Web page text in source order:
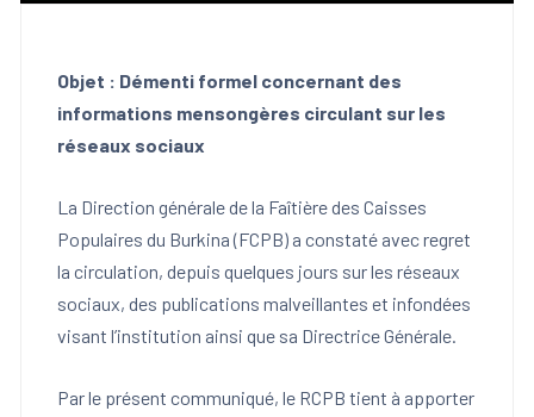
Objet : Démenti formel concernant des
informations mensongères circulant sur les
réseaux sociaux
La Direction générale de la Faîtière des Caisses
Populaires du Burkina (FCPB) a constaté avec regret
la circulation, depuis quelques jours sur les réseaux
sociaux, des publications malveillantes et infondées
visant l’institution ainsi que sa Directrice Générale.
Par le présent communiqué, le RCPB tient à apporter